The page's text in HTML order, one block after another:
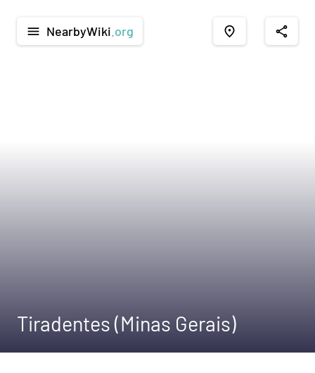
menu NearbyWiki .org place share
Tiradentes (Minas Gerais)